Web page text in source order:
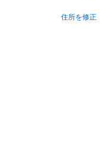
住所を修正